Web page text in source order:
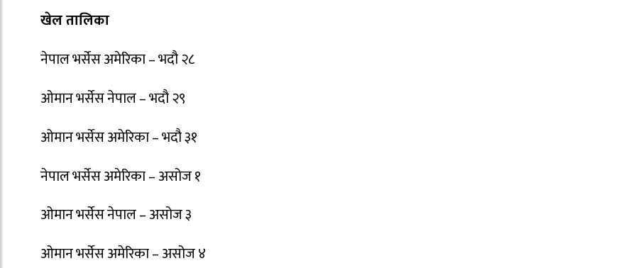
खेल तालिका
नेपाल भर्सेस अमेरिका – भदौ २८
ओमान भर्सेस नेपाल – भदौ २९
ओमान भर्सेस अमेरिका – भदौ ३१
नेपाल भर्सेस अमेरिका – असोज १
ओमान भर्सेस नेपाल – असोज ३
ओमान भर्सेस अमेरिका – असोज ४